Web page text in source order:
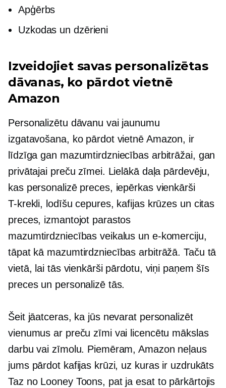
Apģērbs
Uzkodas un dzērieni
Izveidojiet savas personalizētas
dāvanas, ko pārdot vietnē
Amazon
Personalizētu dāvanu vai jaunumu
izgatavošana, ko pārdot vietnē Amazon, ir
līdzīga gan mazumtirdzniecības arbitrāžai, gan
privātajai preču zīmei. Lielākā daļa pārdevēju,
kas personalizē preces, iepērkas vienkārši
T-krekli, lodīšu cepures, kafijas krūzes un citas
preces, izmantojot parastos
mazumtirdzniecības veikalus un e-komerciju,
tāpat kā mazumtirdzniecības arbitrāžā. Taču tā
vietā, lai tās vienkārši pārdotu, viņi paņem šīs
preces un personalizē tās.
Šeit jāatceras, ka jūs nevarat personalizēt
vienumus ar preču zīmi vai licencētu mākslas
darbu vai zīmolu. Piemēram, Amazon neļaus
jums pārdot kafijas krūzi, uz kuras ir uzdrukāts
Taz no Looney Toons, pat ja esat to pārkārtojis